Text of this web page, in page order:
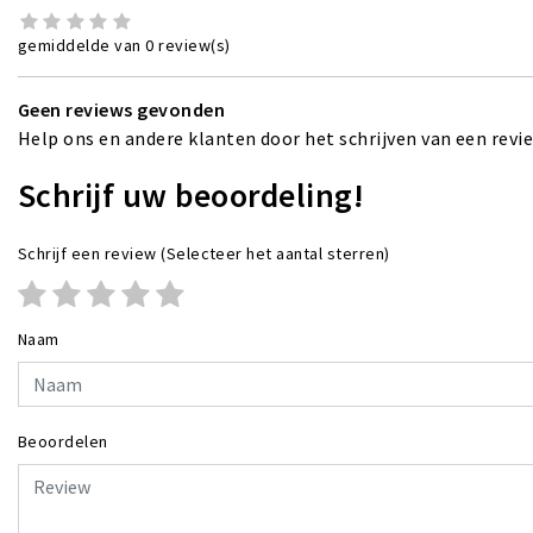
gemiddelde van 0 review(s)
Geen reviews gevonden
Help ons en andere klanten door het schrijven van een
Schrijf uw beoordeling!
Schrijf een review (Selecteer het aantal sterren)
Naam
Beoordelen